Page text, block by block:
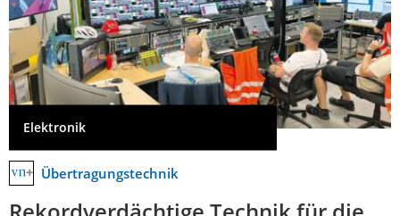
Elektronik
Übertragungstechnik